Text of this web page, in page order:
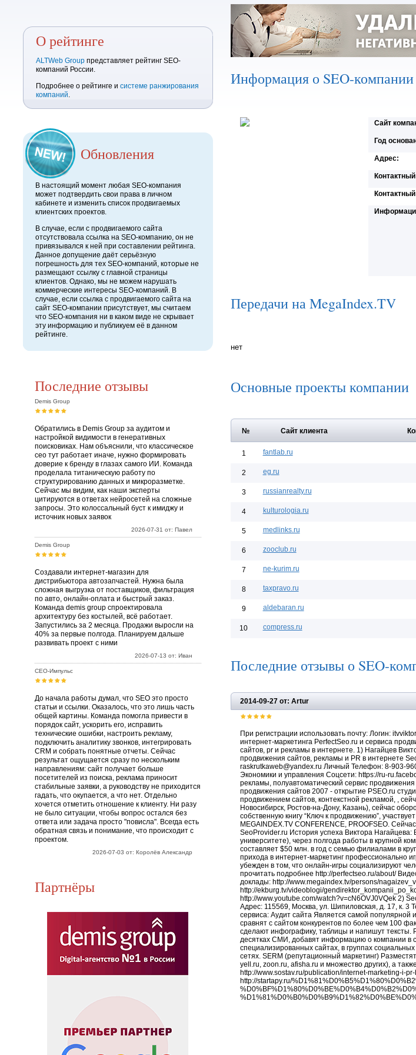
О рейтинге
ALTWeb Group представляет рейтинг SEO-
компаний России.
Подробнее о рейтинге и системе ранжирования
компаний.
Обновления
В настоящий момент любая SEO-компания
может подтвердить свои права в личном
кабинете и изменить список продвигаемых
клиентских проектов.
В случае, если с продвигаемого сайта
отсутствовала ссылка на SEO-компанию, он не
привязывался к ней при составлении рейтинга.
Данное допущение даёт серьёзную
погрешность для тех SEO-компаний, которые не
размещают ссылку с главной страницы
клиентов. Однако, мы не можем нарушать
коммерческие интересы SEO-компаний. В
случае, если ссылка с продвигаемого сайта на
сайт SEO-компании присутствует, мы считаем
что SEO-компания ни в каком виде не скрывает
эту информацию и публикуем её в данном
рейтинге.
Последние отзывы
Demis Group
Обратились в Demis Group за аудитом и
настройкой видимости в генеративных
поисковиках. Нам объяснили, что классическое
сео тут работает иначе, нужно формировать
доверие к бренду в глазах самого ИИ. Команда
проделала титаническую работу по
структурированию данных и микроразметке.
Сейчас мы видим, как наши эксперты
цитируются в ответах нейросетей на сложные
запросы. Это колоссальный буст к имиджу и
источник новых заявок
2026-07-31 от: Павел
Demis Group
Создавали интернет-магазин для
дистрибьютора автозапчастей. Нужна была
сложная выгрузка от поставщиков, фильтрация
по авто, онлайн-оплата и быстрый заказ.
Команда demis group спроектировала
архитектуру без костылей, всё работает.
Запустились за 2 месяца. Продажи выросли на
40% за первые полгода. Планируем дальше
развивать проект с ними
2026-07-13 от: Иван
СЕО-Импульс
До начала работы думал, что SEO это просто
статьи и ссылки. Оказалось, что это лишь часть
общей картины. Команда помогла привести в
порядок сайт, ускорить его, исправить
технические ошибки, настроить рекламу,
подключить аналитику звонков, интегрировать
CRM и собрать понятные отчеты. Сейчас
результат ощущается сразу по нескольким
направлениям: сайт получает больше
посетителей из поиска, реклама приносит
стабильные заявки, а руководству не приходится
гадать, что окупается, а что нет. Отдельно
хочется отметить отношение к клиенту. Ни разу
не было ситуации, чтобы вопрос остался без
ответа или задача просто "повисла". Всегда есть
обратная связь и понимание, что происходит с
проектом.
2026-07-03 от: Королёв Александр
Партнёры
Информация о SEO-компании
Сайт
Год
Адрес:
Передачи на MegaIndex.TV
нет
Основные проекты компании
№ Сайт клиента
1 fantlab.ru
2 eg.ru
3 russianrealty.ru
4 kulturologia.ru
5 medlinks.ru
6 zooclub.ru
7 ne-kurim.ru
8 taxpravo.ru
9 aldebaran.ru
10 compress.ru
Последние отзывы о SEO-
2014-09-27 от: Artur
При регистрации использовать почту: Логин:
интернет-маркетинга PerfectSeo.ru и сервиса
сайтов, pr и рекламы в интернете. 1) Нагайцев
продвижения сайтов, рекламы и PR в интернете
raskrutkaweb@yandex.ru Личный Телефон: 8-903-
Экономики и управления Соцсети: https://ru-
рекламы, полуавтоматический сервис
продвижения сайтов 2007 - открытие PSEO.ru
продвижением сайтов, контекстной рекламой, ,
Новосибирск, Ростов-на-Дону, Казань), сейчас
собственную книгу “Ключ к продвижению”,
MEGAINDEX.TV CONFERENCE, PROOFSEO.
SeoProvider.ru История успеха Виктора Нагайцева:
университете), через полгода работы в крупной
составляет $50 млн. в год с семью филиалами в
прихода в интернет-маркетинг профессионально
убежден в том, что онлайн-игры социализируют
прочитать подробнее http://perfectseo.ru/about/
доклады: http://www.megaindex.tv/persons/
http://ekburg.tv/videoblogi/
http://www.youtube.com/watch?v=cN6OVJ0VQek 2)
Адрес: 115569, Москва, ул. Шипиловская, д. 17, к.
сервиса: Аудит сайта Является самой популярной
сравнят с сайтом конкурентов по более чем 100
сделают инфографику, таблицы и напишут
десятках СМИ, добавят информацию о компании в
специализированных сайтах, в группах
сетях. SERM (репутационный маркетинг)
yell.ru, zoon.ru, afisha.ru и множество других), а
http://www.sostav.ru/publication/internet-marketing-i-
http://startapy.ru/